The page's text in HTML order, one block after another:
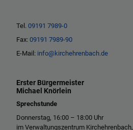
Tel. 09191 7989-0
Fax: 09191 7989-90
E-Mail: info@kirchehrenbach.de
Erster Bürgermeister
Michael Knörlein
Sprechstunde
Donnerstag, 16:00 – 18:00 Uhr
im Verwaltungszentrum Kirchehrenbach,